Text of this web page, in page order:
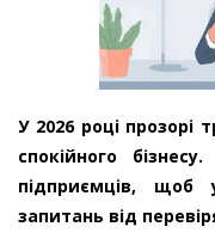
У 2026 році прозорі
спокійного
підприємців, щоб
запитань від